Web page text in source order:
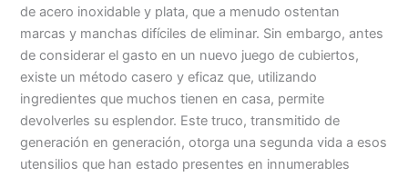
de acero inoxidable y plata, que a menudo ostentan
marcas y manchas difíciles de eliminar. Sin embargo, antes
de considerar el gasto en un nuevo juego de cubiertos,
existe un método casero y eficaz que, utilizando
ingredientes que muchos tienen en casa, permite
devolverles su esplendor. Este truco, transmitido de
generación en generación, otorga una segunda vida a esos
utensilios que han estado presentes en innumerables